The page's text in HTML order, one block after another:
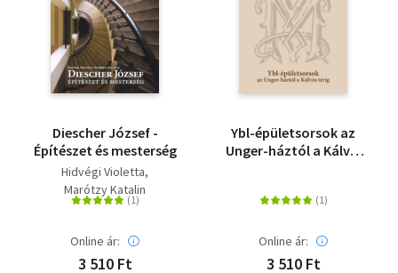
Diescher József -
Építészet és mesterség
Hidvégi Violetta
Marótzy Katalin
Online ár:
3 510 Ft
Ybl-épületsorsok az
Unger-háztól a Kálvin
Online ár:
3 510 Ft